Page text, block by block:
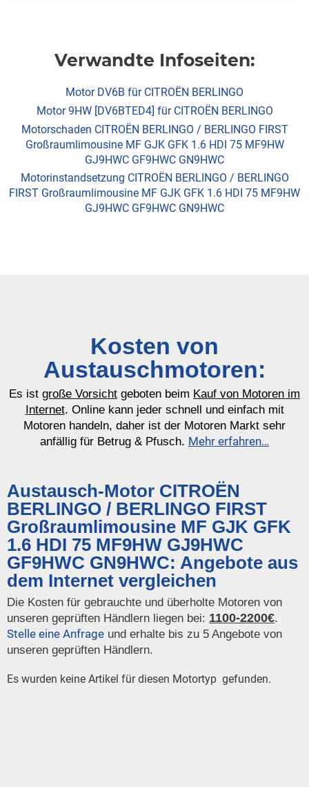
Verwandte Infoseiten:
Motor DV6B für CITROËN BERLINGO
Motor 9HW [DV6BTED4] für CITROËN BERLINGO
Motorschaden CITROËN BERLINGO / BERLINGO FIRST
Großraumlimousine MF GJK GFK 1.6 HDI 75 MF9HW
GJ9HWC GF9HWC GN9HWC
Motorinstandsetzung CITROËN BERLINGO / BERLINGO
FIRST Großraumlimousine MF GJK GFK 1.6 HDI 75 MF9HW
GJ9HWC GF9HWC GN9HWC
Kosten von
Austauschmotoren:
Es ist große Vorsicht geboten beim Kauf von Motoren im
Internet. Online kann jeder schnell und einfach mit
Motoren handeln, daher ist der Motoren Markt sehr
anfällig für Betrug & Pfusch. Mehr erfahren…
Austausch-Motor CITROËN
BERLINGO / BERLINGO FIRST
Großraumlimousine MF GJK GFK
1.6 HDI 75 MF9HW GJ9HWC
GF9HWC GN9HWC: Angebote aus
dem Internet vergleichen
Die Kosten für gebrauchte und überholte Motoren von
unseren geprüften Händlern liegen bei: 1100-2200€.
Stelle eine Anfrage und erhalte bis zu 5 Angebote von
unseren geprüften Händlern.
Es wurden keine Artikel für diesen Motortyp gefunden.